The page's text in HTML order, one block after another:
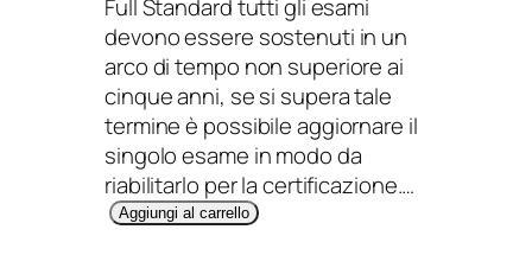
Full Standard tutti gli esami
devono essere sostenuti in un
arco di tempo non superiore ai
cinque anni, se si supera tale
termine è possibile aggiornare il
singolo esame in modo da
riabilitarlo per la certificazione.…
WAggiungi al carrello